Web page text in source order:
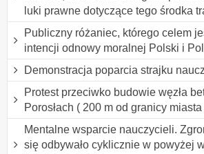
luki prawne dotyczące tego środka
Publiczny różaniec, którego celem
intencji odnowy moralnej Polski i
Demonstracja poparcia strajku
Protest przeciwko budowie węzła
Porosłach ( 200 m od granicy
Mentalne wsparcie nauczycieli.
się odbywało cyklicznie w powyżej